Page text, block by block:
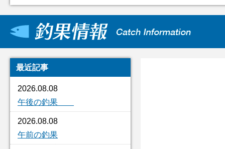
最近記事
2026.08.08
午後の釣果
2026.08.08
午前の釣果